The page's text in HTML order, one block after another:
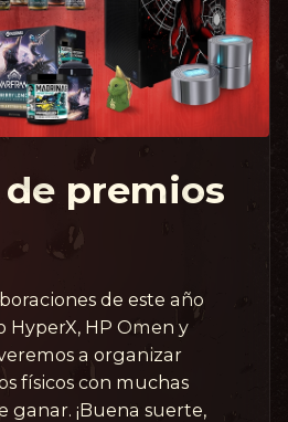
premios
de este año
HyperX, HP Omen y
a organizar
físicos con muchas
ganar. ¡Buena suerte,